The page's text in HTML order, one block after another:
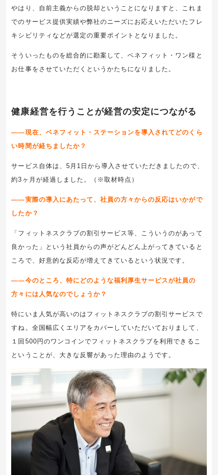
やはり、自前主義からの脱却ということになりますと、これま
でのサービス提供実績や弊社のニーズにお応えいただいたフレ
キシビリティなどが選定の重要ポイントとなりました。
そういったものを総合的に勘案して、ベネフィット・ワン様と
お仕事をさせていただくというかたちになりました。
健康経営を行うことが経営の安定につながる
――現在、ベネフィット・ステーションを導入されてどのくら
い時間が経ちましたか？
サービス自体は、5月1日から導入させていただきましたので、
約3ヶ月が経過しました。（※取材時点）
――実際の導入にあたって、社員の方々からの反応はいかがで
したか？
「フィットネスクラブの割引サービス等、こういうのがあって
良かった」という社員からの声がどんどん上がってきていると
ころで、好意的な反応が増えてきているという状況です。
――今のところ、特にどのような福利厚生サービスが社員の
方々には人気なのでしょうか？
特にいま人気が高いのはフィットネスクラブの割引サービスで
すね。全国幅広くエリアをカバーしていただいておりまして、
１回500円のワンコインでフィットネスクラブを利用できるこ
ということが、大きな反響があった理由のようです。